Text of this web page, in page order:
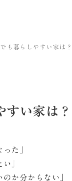
も暮らしやすい家は
すい家は
た」
」
か分からない」